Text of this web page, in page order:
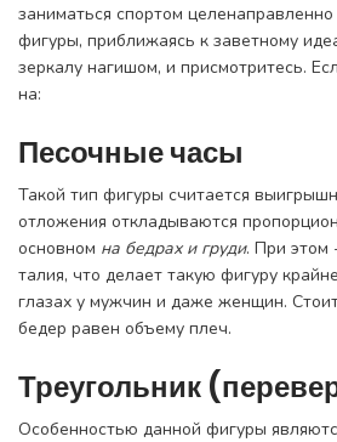
заниматься спортом
фигуры, приближаясь к заветному
зеркалу нагишом, и присмотритесь.
на:
Песочные часы
Такой тип фигуры считается
отложения откладываются
основном на бедрах и груди. При этом
талия, что делает такую фигуру
глазах у мужчин и даже женщин.
бедер равен объему плеч.
Треугольник
Особенностью данной фигуры